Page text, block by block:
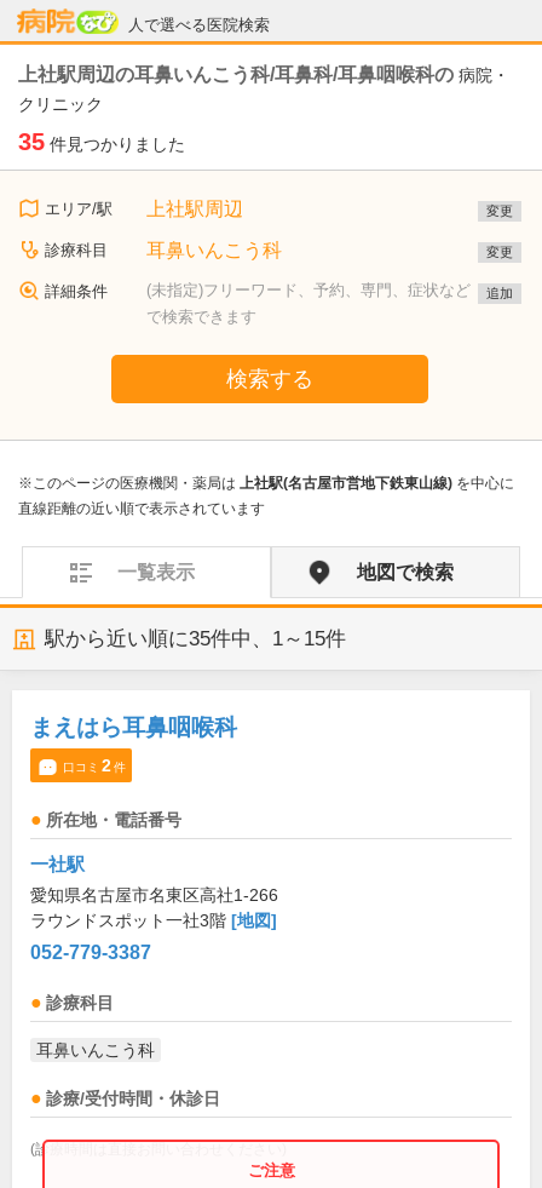
人で選べる医院検索
病院なび
上社駅周辺の耳鼻いんこう科/耳鼻科/耳鼻咽喉科の 病院・
クリニック
35 件見つかりました
エリア/駅 上社駅周辺 変更
診療科目 耳鼻いんこう科 変更
詳細条件
(未指定)フリーワード、予約、専門、症状など
で検索できます
追加
検索する
※このページの医療機関・薬局は 上社駅(名古屋市営地下鉄東山線) を中心に
直線距離の近い順で表示されています
一覧表示 地図で検索
駅から近い順に35件中、 1～15件
まえはら耳鼻咽喉科
口コミ 2件
所在地・電話番号
一社駅
愛知県名古屋市名東区高社1-266
ラウンドスポット一社3階 [地図]
052-779-3387
診療科目
耳鼻いんこう科
診療/受付時間・休診日
(診療時間は直接お問い合わせください)